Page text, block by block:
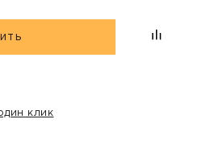
клик